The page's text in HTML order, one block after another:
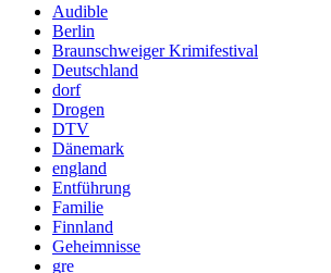
Audible
Berlin
Braunschweiger Krimifestival
Deutschland
dorf
Drogen
DTV
Dänemark
england
Entführung
Familie
Finnland
Geheimnisse
gre